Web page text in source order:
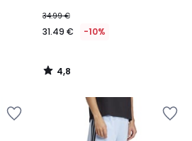
34.99 €
31.49 € -10%
4,8
/